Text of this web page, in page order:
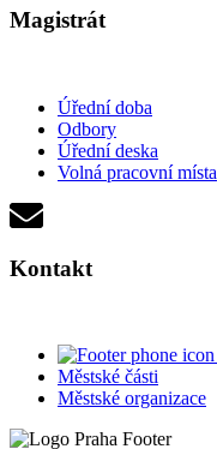
Magistrát
Úřední doba
Odbory
Úřední deska
Volná pracovní místa
Kontakt
Městské části
Městské organizace